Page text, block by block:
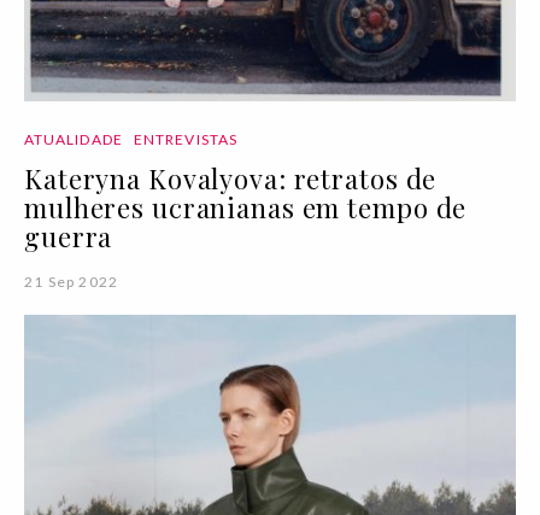
ATUALIDADE ENTREVISTAS
Kateryna Kovalyova: retratos de
mulheres ucranianas em tempo de
guerra
21 Sep 2022